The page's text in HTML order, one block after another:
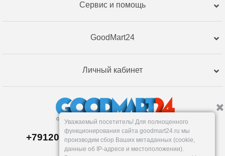
Сервис и помощь
GoodMart24
Личный кабинет
+79120359762, +79120359761 MAX,TG
Склад в Екатеринбург е
Пн-Пт: 10-19, Сб, Вс: вых.
Уважаемый посетитель! Для полноценного
функционирования сайта goodmart24.ru мы
производим сбор Ваших метаданных (cookie,
данные об IP-адресе и местоположении).